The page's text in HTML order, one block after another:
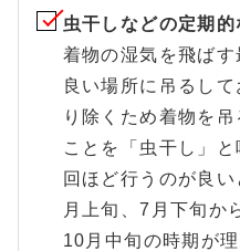
虫干しなどの定期
着物の湿気を飛ば
良い場所に吊るし
り除くため着物を
ことを「虫干し」
回ほど行うのが良
月上旬、7月下旬か
10月中旬の時期が